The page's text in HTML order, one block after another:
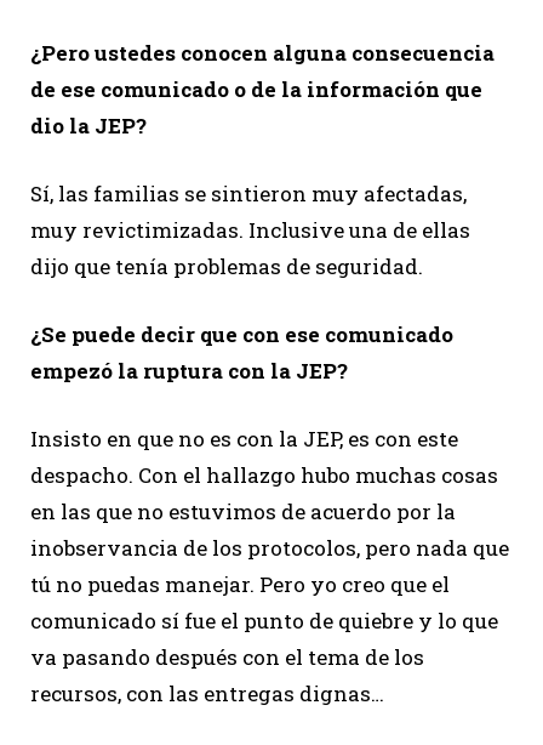
¿Pero ustedes conocen alguna consecuencia
de ese comunicado o de la información que
dio la JEP?
Sí, las familias se sintieron muy afectadas,
muy revictimizadas. Inclusive una de ellas
dijo que tenía problemas de seguridad.
¿Se puede decir que con ese comunicado
empezó la ruptura con la JEP?
Insisto en que no es con la JEP, es con este
despacho. Con el hallazgo hubo muchas cosas
en las que no estuvimos de acuerdo por la
inobservancia de los protocolos, pero nada que
tú no puedas manejar. Pero yo creo que el
comunicado sí fue el punto de quiebre y lo que
va pasando después con el tema de los
recursos, con las entregas dignas…